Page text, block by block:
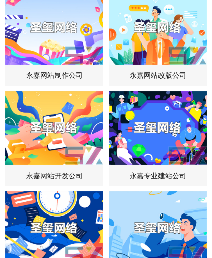
永嘉网站制作公司 永嘉网站改版公司
永嘉网站开发公司 永嘉专业建站公司